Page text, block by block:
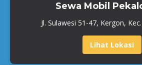
Sewa Mobil
Jl. Sulawesi 51-47, Kergon,
Lihat Lokasi